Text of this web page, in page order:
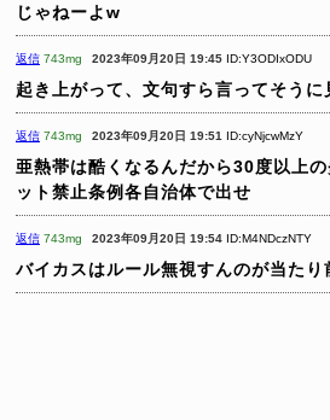
じゃねーよw
返信 743mg 2023年09月20日 19:45 ID:Y3ODIxODU
起き上がって、文句すら言ってそうに
返信 743mg 2023年09月20日 19:51 ID:cyNjcwMzY
亜熱帯は酷くなるんだから30度以上
ット禁止条例各自治体で出せ
返信 743mg 2023年09月20日 19:54 ID:M4NDczNTY
バイカスはルール無視すんのが当たり